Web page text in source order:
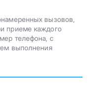
вызовов,
приеме каждого
телефона, с
выполнения